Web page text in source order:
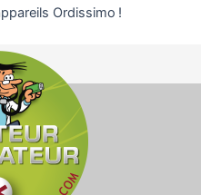
Ordissimo !